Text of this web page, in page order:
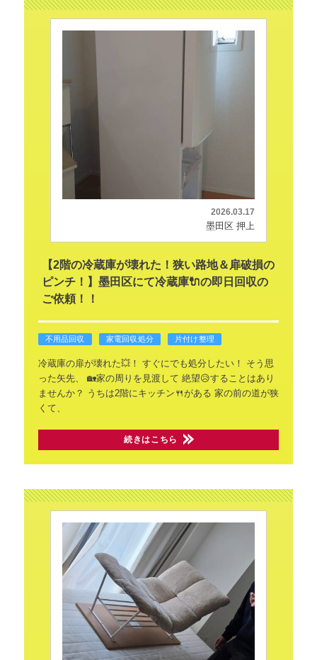
2026.03.17
墨田区 押上
【2階の冷蔵庫が壊れた！狭い路地＆扉破損の
ピンチ！】墨田区にて冷蔵庫🔌の即日回収の
ご依頼！！
不用品回収 家電回収処分 片付け整理
冷蔵庫の扉が壊れた💥！ すぐにでも処分したい！
そう思
った矢先、
🏡家の周りを見渡して 絶望😥することはあり
ませんか？ うちは2階にキッチン🍴がある 家の前の道が狭
くて、
続きはこちら